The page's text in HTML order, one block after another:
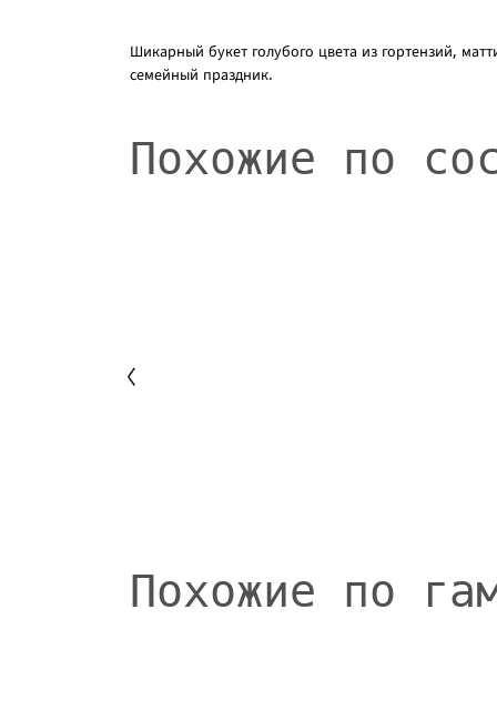
Шикарный букет голубого цвета из гортензий,
семейный праздник.
Похожие по
Похожие по